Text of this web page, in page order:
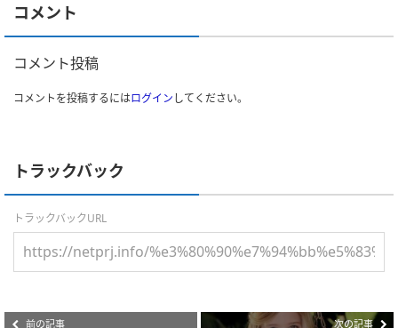
コメント
コメント投稿
コメントを投稿するにはログインしてください。
トラックバック
トラックバックURL
前の記事 次の記事